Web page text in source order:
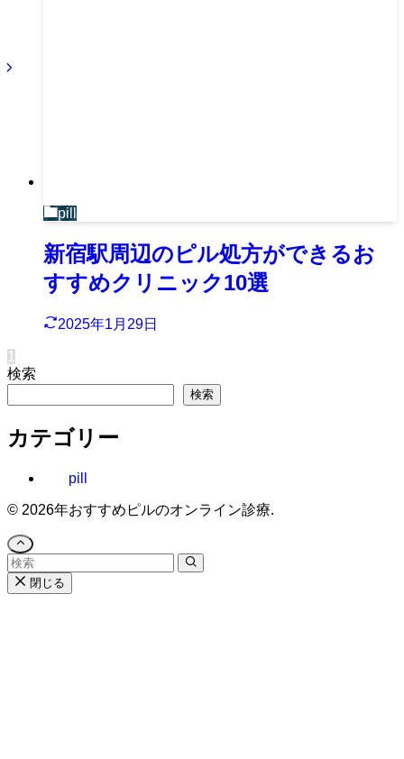
pill
新宿駅周辺のピル処方ができるお
すすめクリニック10選
2025年1月29日
1
検索
検索
カテゴリー
pill
© 2026年おすすめピルのオンライン診療.
閉じる